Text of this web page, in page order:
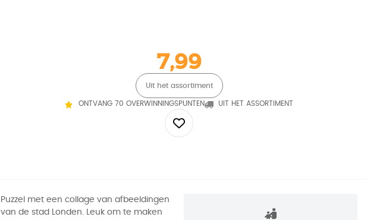
7,99
Uit het assortiment
ONTVANG 70 OVERWINNINGSPUNTEN UIT HET ASSORTIMENT
Puzzel met een collage van afbeeldingen
van de stad Londen. Leuk om te maken